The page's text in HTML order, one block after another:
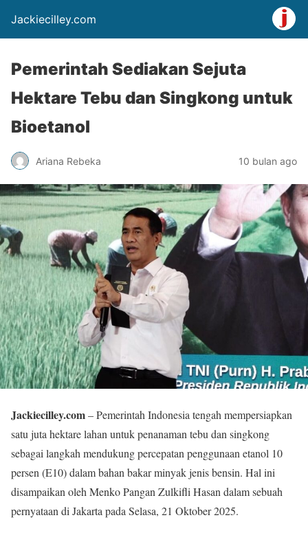
Jackiecilley.com
Pemerintah Sediakan Sejuta
Hektare Tebu dan Singkong untuk
Bioetanol
Ariana Rebeka 10 bulan ago
Jackiecilley.com– Pemerintah Indonesia tengah mempersiapkan
satu juta hektare lahan untuk penanaman tebu dan singkong
sebagai langkah mendukung percepatan penggunaan etanol 10
persen (E10) dalam bahan bakar minyak jenis bensin. Hal ini
disampaikan oleh Menko Pangan Zulkifli Hasan dalam sebuah
pernyataan di Jakarta pada Selasa, 21 Oktober 2025.